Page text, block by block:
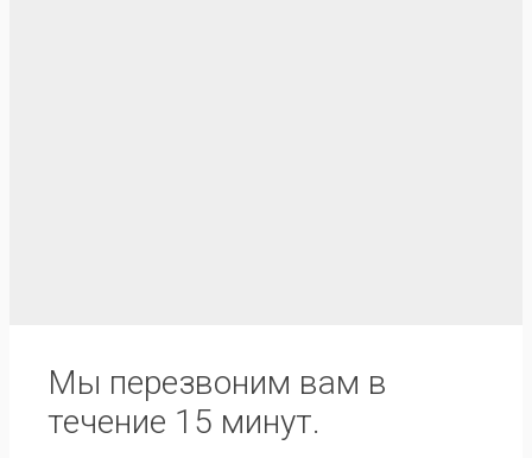
Мы перезвоним вам в
течение 15 минут.